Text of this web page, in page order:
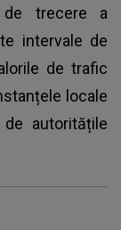
de trecere a
intervale de
de trafic
locale
autoritățile